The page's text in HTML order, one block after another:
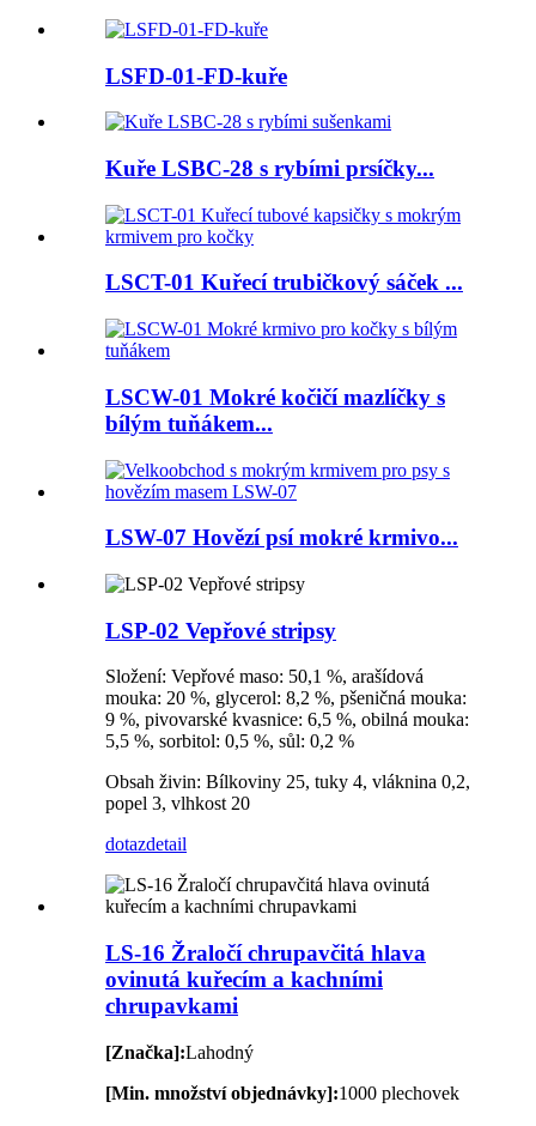
LSFD-01-FD-kuře
Kuře LSBC-28 s rybími prsíčky...
LSCT-01 Kuřecí trubičkový sáček ...
LSCW-01 Mokré kočičí mazlíčky s
bílým tuňákem...
LSW-07 Hovězí psí mokré krmivo...
LSP-02 Vepřové stripsy
Složení: Vepřové maso: 50,1 %, arašídová
mouka: 20 %, glycerol: 8,2 %, pšeničná mouka:
9 %, pivovarské kvasnice: 6,5 %, obilná mouka:
5,5 %, sorbitol: 0,5 %, sůl: 0,2 %
Obsah živin: Bílkoviny 25, tuky 4, vláknina 0,2,
popel 3, vlhkost 20
dotazdetail
LS-16 Žraločí chrupavčitá hlava
ovinutá kuřecím a kachními
chrupavkami
[Značka]:Lahodný
[Min. množství objednávky]:1000 plechovek